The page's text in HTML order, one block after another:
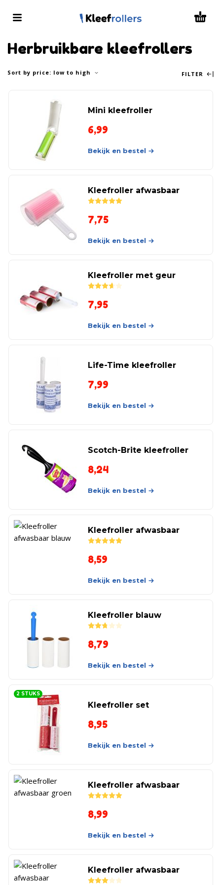
Herbruikbare kleefrollers
Sort by price: low to high FILTER
Mini kleefroller
6,99
Bekijk en bestel
Kleefroller afwasbaar
Rated
7,75
Bekijk en bestel
Kleefroller met geur
Rated
7,95
Bekijk en bestel
Life-Time kleefroller
7,99
Bekijk en bestel
Scotch-Brite kleefroller
8,24
Bekijk en bestel
Kleefroller afwasbaar
Rated
8,59
Bekijk en bestel
Kleefroller blauw
Rated
8,79
Bekijk en bestel
2 STUKS
Kleefroller set
8,95
Bekijk en bestel
Kleefroller afwasbaar
Rated
8,99
Bekijk en bestel
Kleefroller afwasbaar
Rated